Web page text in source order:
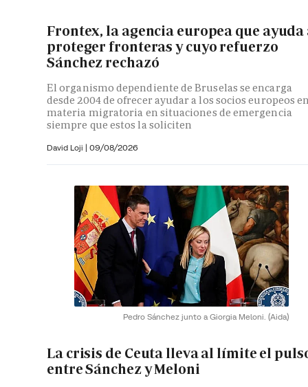
Frontex, la agencia europea que ayuda
proteger fronteras y cuyo refuerzo
Sánchez rechazó
El organismo dependiente de Bruselas se encarga
desde 2004 de ofrecer ayudar a los socios europeos
materia migratoria en situaciones de emergencia
siempre que estos la soliciten
David Loji | 09/08/2026
Pedro Sánchez junto a Giorgia Meloni. (Aida)
La crisis de Ceuta lleva al límite el
entre Sánchez y Meloni